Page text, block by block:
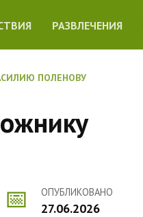
РАЗВЛЕЧЕНИЯ
ПОЛЕНОВУ
ОПУБЛИКОВАНО
27.06.2026